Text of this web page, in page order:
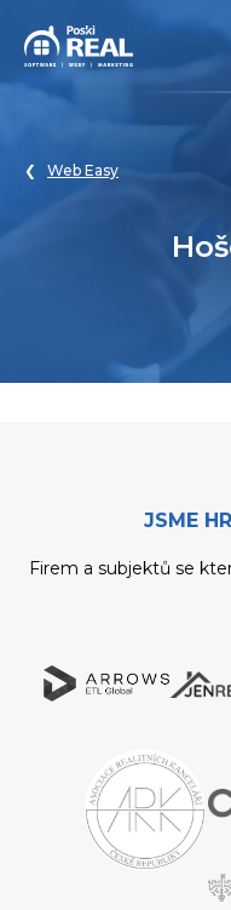
Web Easy
JSME
Firem a subjektů se